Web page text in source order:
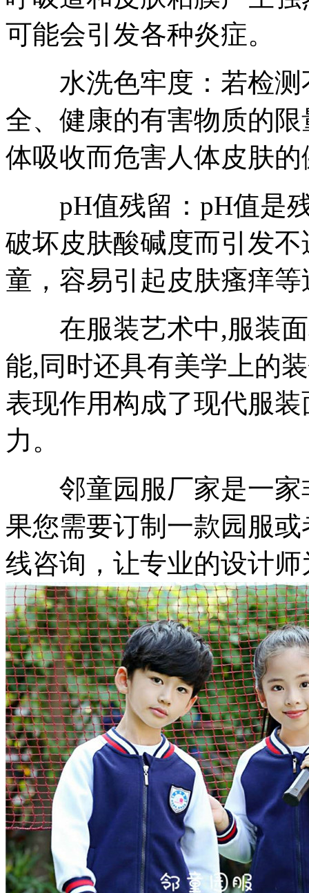
可能会引发各种炎症。
水洗色牢度：若检测
全、健康的有害物质的
体吸收而危害人体皮肤的
pH值残留：pH值是残
破坏皮肤酸碱度而引发
童，容易引起皮肤瘙痒
在服装艺术中,服装面
能,同时还具有美学上的
表现作用构成了现代服
力。
邻童园服厂家是一家
果您需要订制一款园服
线咨询，让专业的设计